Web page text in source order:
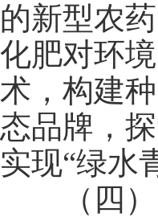
的新型农
化肥对环
术，构建
态品牌，
实现“绿水
（四）